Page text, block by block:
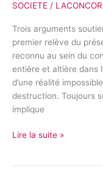
SOCIETE /
Trois arguments
premier relève du
reconnu au sein du
entière et altière dans
d’une réalité
destruction. Toujours
implique
Lire la suite »